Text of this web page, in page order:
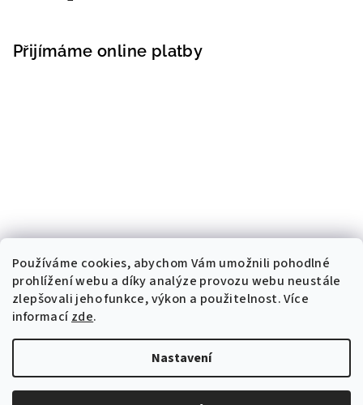
Používáme cookies, abychom Vám umožnili pohodlné
prohlížení webu a díky analýze provozu webu neustále
zlepšovali jeho funkce, výkon a použitelnost. Více
informacízde.
Nastavení
Přijímáme online platby